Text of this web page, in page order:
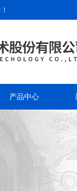
！
产品中心